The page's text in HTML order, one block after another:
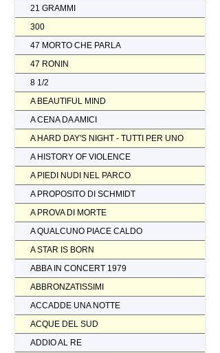
21 GRAMMI
300
47 MORTO CHE PARLA
47 RONIN
8 1/2
A BEAUTIFUL MIND
A CENA DA AMICI
A HARD DAY'S NIGHT - TUTTI PER UNO
A HISTORY OF VIOLENCE
A PIEDI NUDI NEL PARCO
A PROPOSITO DI SCHMIDT
A PROVA DI MORTE
A QUALCUNO PIACE CALDO
A STAR IS BORN
ABBA IN CONCERT 1979
ABBRONZATISSIMI
ACCADDE UNA NOTTE
ACQUE DEL SUD
ADDIO AL RE